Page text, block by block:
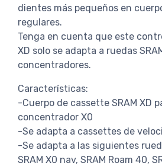
dientes más pequeños en
regulares.
Tenga en cuenta que este
XD solo se adapta a ruedas
concentradores.
Características:
-Cuerpo de cassette SRAM XD
concentrador X0
-Se adapta a cassettes de
-Se adapta a las siguientes
SRAM X0 nav, SRAM Roam 40,